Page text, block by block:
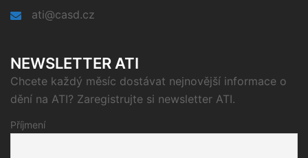
ati@casd.cz
NEWSLETTER ATI
Chcete každý měsíc dostávat nejnovější informace o
dění na ATI? Zaregistrujte si newsletter ATI.
Příjmení